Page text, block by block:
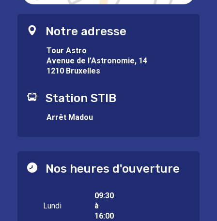
Notre adresse
Tour Astro
Avenue de l’Astronomie, 14
1210 Bruxelles
Station STIB
Arrêt Madou
Nos heures d'ouverture
Lundi
09:30
à
16:00